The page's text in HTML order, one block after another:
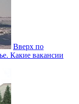
Вверх по
Какие вакансии